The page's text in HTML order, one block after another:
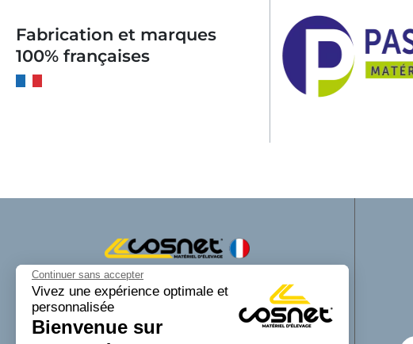
Continuer sans accepter
Vivez une expérience optimale et
personnalisée
Bienvenue sur
Fabrication et marques
100% françaises
Cosnet matériel d’élevage est une marque
de la SAS Cosnet. Spécialisée dans la
conception et la fabrication d’équipements
tubulaires pour les bâtiments d’élevage.